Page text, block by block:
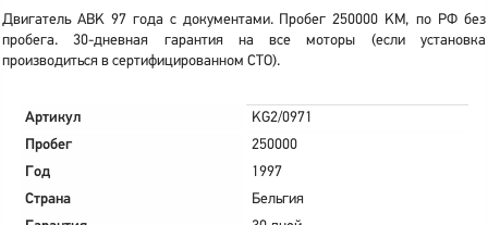
Двигатель ABK 97 года с документами. Пробег 250000 KM, по РФ без
пробега. 30-дневная гарантия на все моторы (если установка
производиться в сертифицированном СТО).
Артикул
KG2/0971
Пробег
250000
Год
1997
Страна
Бельгия